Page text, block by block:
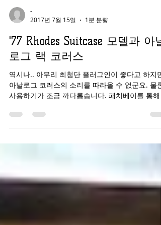
2017년 7월 15일
1분 분량
'77 Rhodes Suitcase 모델과 아날
로그 랙 코러스
역시나.. 아무리 최첨단 플러그인이 좋다고 하지만
사용하기가 조금 까다롭습니다. 패치베이를 통해
개질하는것 처럼 선들을 이리꼽고 저리꼽고 해야